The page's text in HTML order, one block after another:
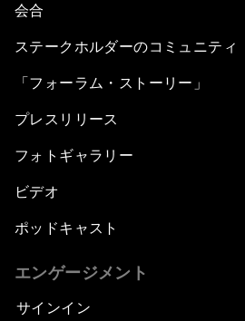
会合
ステークホルダーのコミュニティ
「フォーラム・ストーリー」
プレスリリース
フォトギャラリー
ビデオ
ポッドキャスト
エンゲージメント
サインイン